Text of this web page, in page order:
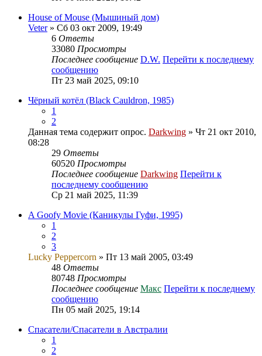
House of Mouse (Мышиный дом)
Veter» Сб 03 окт 2009, 19:49
6 Ответы
33080 Просмотры
Последнее сообщение D.W. Перейти к последнему
сообщению
Пт 23 май 2025, 09:10
Чёрный котёл (Black Cauldron, 1985)
1
2
Данная тема содержит опрос. Darkwing » Чт 21 окт 2010,
08:28
29 Ответы
60520 Просмотры
Последнее сообщение Darkwing Перейти к
последнему сообщению
Ср 21 май 2025, 11:39
A Goofy Movie (Каникулы Гуфи, 1995)
1
2
3
Lucky Peppercorn » Пт 13 май 2005, 03:49
48 Ответы
80748 Просмотры
Последнее сообщение Макс Перейти к последнему
сообщению
Пн 05 май 2025, 19:14
Спасатели/Спасатели в Австралии
1
2